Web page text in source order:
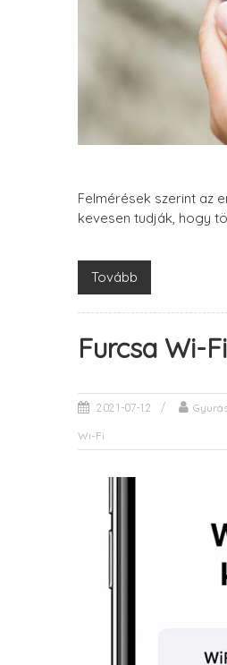
Felmérések szerint az
kevesen tudják, hogy
Tovább
Furcsa Wi-
2021-07-12
Wi-Fi